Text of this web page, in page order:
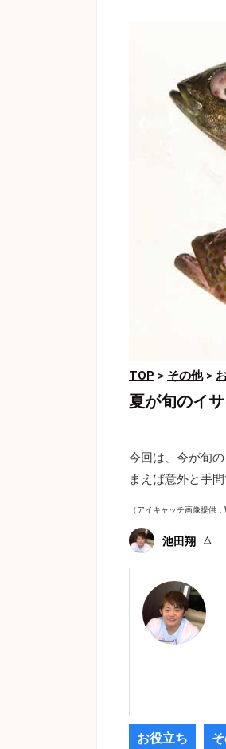
TOP > その他>
夏が旬のイ
今回は、今が旬
まえば意外と手
（アイキャッチ画像提供
池田翔
お役立ち